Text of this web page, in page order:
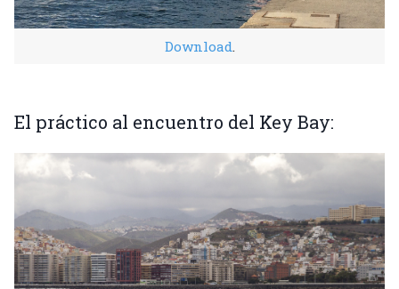
Download.
El práctico al encuentro del Key Bay: